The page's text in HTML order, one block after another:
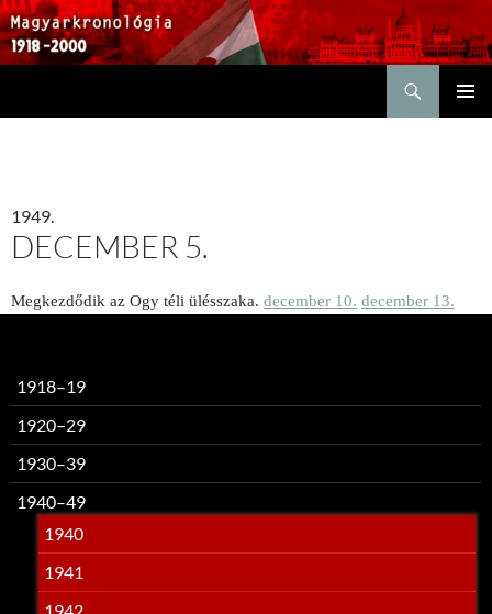
1949.
DECEMBER 5.
Megkezdődik az Ogy téli ülésszaka. december 10. december 13.
1918–19
1920–29
1930–39
1940–49
1940
1941